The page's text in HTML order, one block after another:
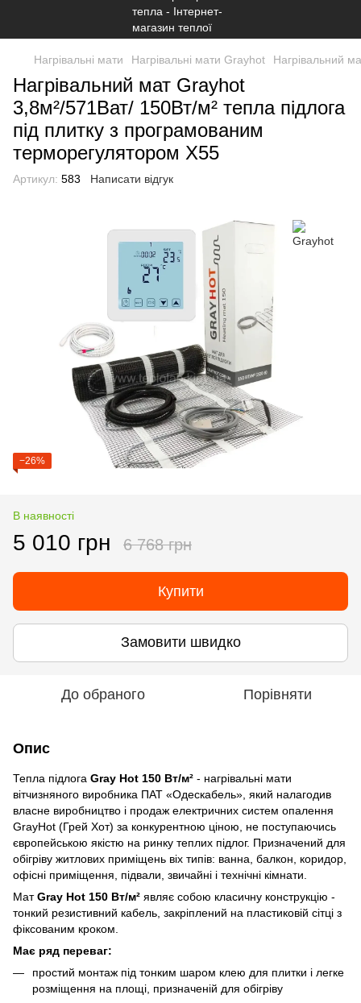
Нагрівальні мати Нагрівальні мати Grayhot Нагрівальний
Нагрівальний мат Grayhot
3,8м²/571Ват/ 150Вт/м² тепла підлога
під плитку з програмованим
терморегулятором Х55
Артикул: 583 Написати відгук
−26%
В наявності
5 010 грн 6 768 грн
Купити
Замовити швидко
До обраного Порівняти
Опис
Тепла підлога Gray Hot 150 Вт/м² - нагрівальні мати
вітчизняного виробника ПАТ «Одескабель», який налагодив
власне виробництво і продаж електричних систем опалення
GrayHot (Грей Хот) за конкурентною ціною, не поступаючись
європейською якістю на ринку теплих підлог. Призначений для
обігріву житлових приміщень віх типів: ванна, балкон, коридор,
офісні приміщення, підвали, звичайні і технічні кімнати.
МатGray Hot 150 Вт/м² являє собою класичну конструкцію -
тонкий резистивний кабель, закріплений на пластиковій сітці з
фіксованим кроком.
Має ряд переваг:
простий монтаж під тонким шаром клею для плитки і легке
розміщення на площі, призначеній для обігріву